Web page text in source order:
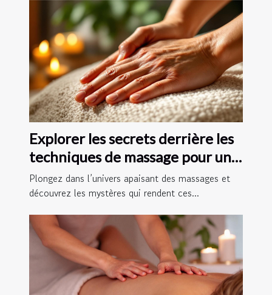
Explorer les secrets derrière les
techniques de massage pour une
relaxation profonde
Plongez dans l’univers apaisant des massages et
découvrez les mystères qui rendent ces...